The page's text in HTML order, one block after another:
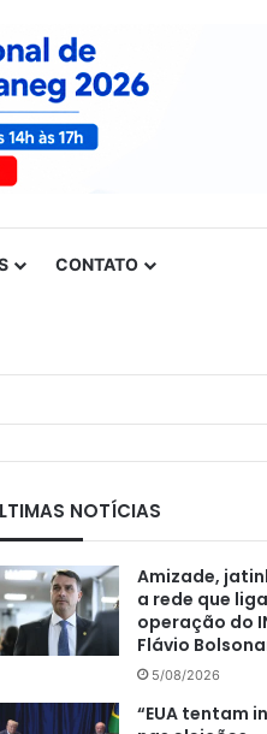
CONTATO
NOTÍCIAS
Amizade,
a rede que
operação do
Flávio
5/08/2026
“EUA tentam